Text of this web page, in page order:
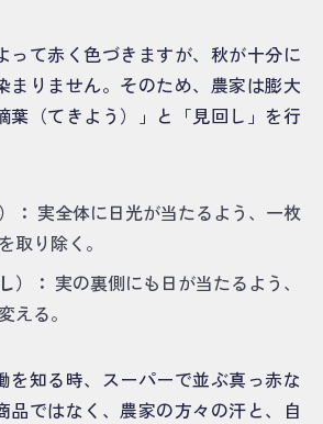
って赤く色づきますが、秋が十分に
まりません。そのため、農家は膨大
葉（てきよう）」と「見回し」を行
： 実全体に日光が当たるよう、一枚
取り除く。
）： 実の裏側にも日が当たるよう、
える。
知る時、スーパーで並ぶ真っ赤な
品ではなく、農家の方々の汗と、自